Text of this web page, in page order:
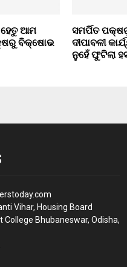
ଆମ
ବିକ୍ଷୋଭ
ସମର୍ପିତ
ଦୀପାବଳୀ
ନୁହେଁ ଫୁଟିଲା
Vihar, Housing Board
College Bhubaneswar, Odisha,